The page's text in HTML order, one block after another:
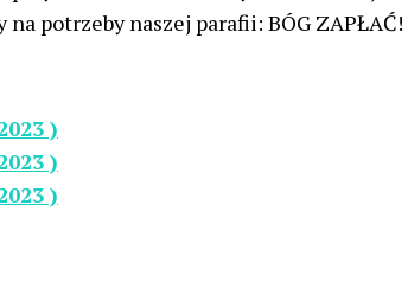
potrzeby naszej parafii: BÓG ZAPŁAĆ!
)
)
)